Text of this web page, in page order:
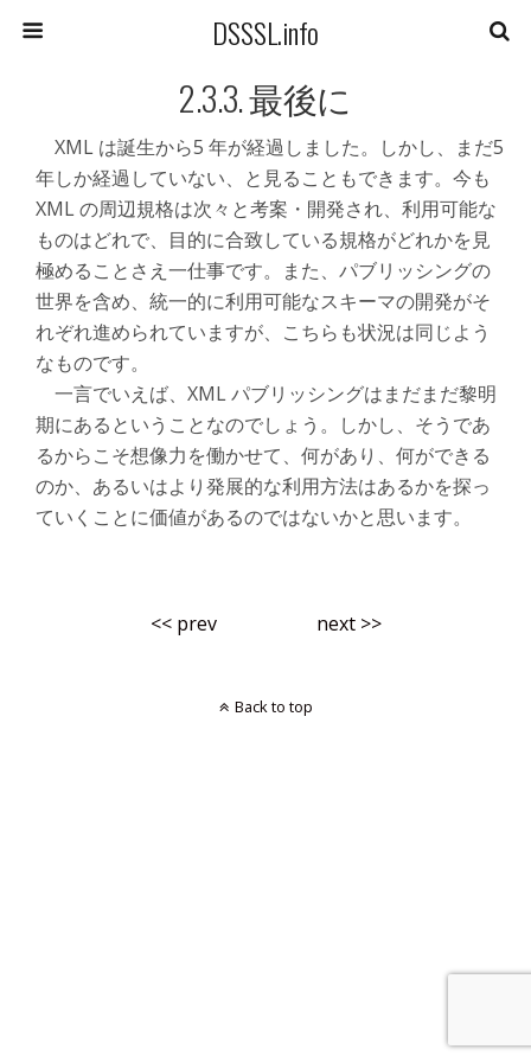
DSSSL.info
2.3.3. 最後に
XML は誕生から5 年が経過しました。しかし、まだ5
年しか経過していない、と見ることもできます。今も
XML の周辺規格は次々と考案・開発され、利用可能な
ものはどれで、目的に合致している規格がどれかを見
極めることさえ一仕事です。また、パブリッシングの
世界を含め、統一的に利用可能なスキーマの開発がそ
れぞれ進められていますが、こちらも状況は同じよう
なものです。
一言でいえば、XML パブリッシングはまだまだ黎明
期にあるということなのでしょう。しかし、そうであ
るからこそ想像力を働かせて、何があり、何ができる
のか、あるいはより発展的な利用方法はあるかを探っ
ていくことに価値があるのではないかと思います。
<< prev next >>
Back to top